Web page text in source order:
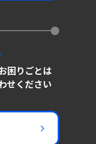
困りごとは
せください